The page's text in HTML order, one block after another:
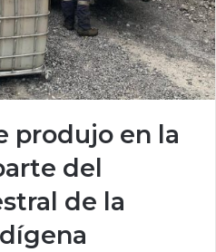
produjo en la
del
de la